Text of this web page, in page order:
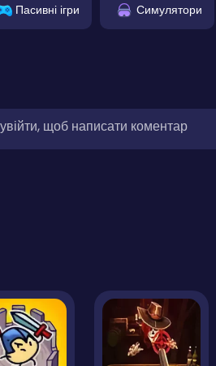
Пасивні ігри Симулятори
щоб написати коментар